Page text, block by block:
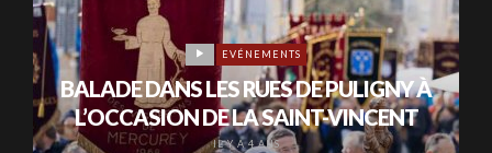
EVÉNEMENTS
BALADE DANS LES RUES DE PULIGNY À
L’OCCASION DE LA SAINT-VINCENT
IL Y A 4 ANS